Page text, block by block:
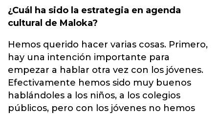
¿Cuál ha sido la estrategia en agenda
cultural de Maloka?
Hemos querido hacer varias cosas. Primero,
hay una intención importante para
empezar a hablar otra vez con los jóvenes.
Efectivamente hemos sido muy buenos
hablándoles a los niños, a los colegios
públicos, pero con los jóvenes no hemos